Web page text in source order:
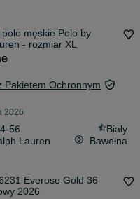
polo męskie Polo by
- rozmiar XL
Pakietem Ochronnym
2026
56
Biały
Lauren
Bawełna
Everose Gold 36
2026